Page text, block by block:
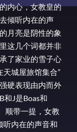
内心，女教皇的
倾听内在的声
月亮是阴性的象
这几个词都并非
了家业的雪子心
天城屋旅馆集合”
硬表现由内而外
和J是Boas和
顺带一提，女教
内在的声音和